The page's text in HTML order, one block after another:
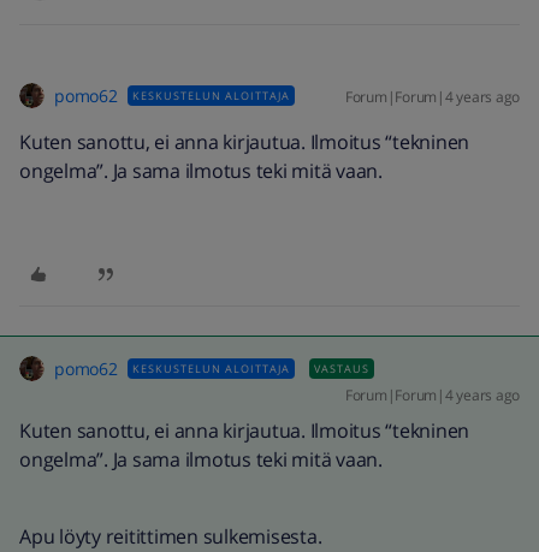
pomo62 KESKUSTELUN ALOITTAJA Forum|Forum|4 years ago
Kuten sanottu, ei anna kirjautua. Ilmoitus “tekninen
ongelma”. Ja sama ilmotus teki mitä vaan.
pomo62 KESKUSTELUN ALOITTAJA VASTAUS
Forum|Forum|4 years ago
Kuten sanottu, ei anna kirjautua. Ilmoitus “tekninen
ongelma”. Ja sama ilmotus teki mitä vaan.
Apu löyty reitittimen sulkemisesta.